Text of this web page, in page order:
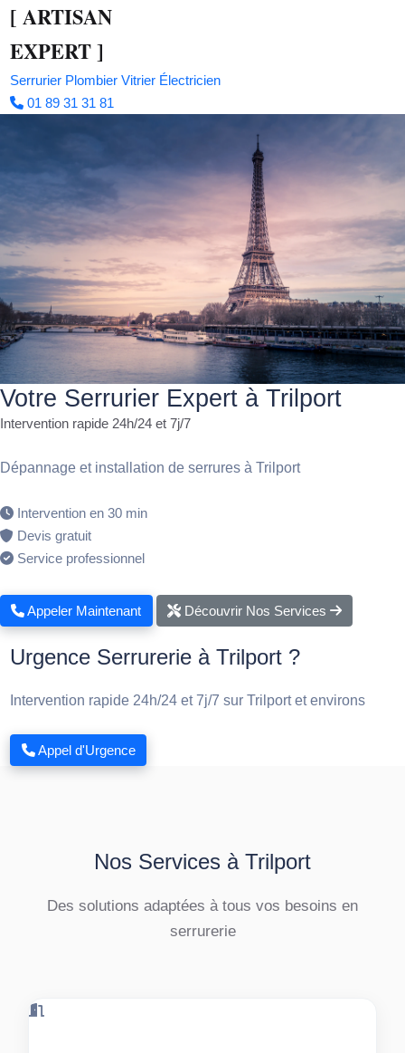
[ ARTISAN
EXPERT]
Serrurier Plombier Vitrier Électricien
01 89 31 31 81
Votre Serrurier Expert à Trilport
Intervention rapide 24h/24 et 7j/7
Dépannage et installation de serrures à Trilport
Intervention en 30 min
Devis gratuit
Service professionnel
Appeler Maintenant Découvrir Nos Services
Urgence Serrurerie à Trilport ?
Intervention rapide 24h/24 et 7j/7 sur Trilport et environs
Appel d'Urgence
Nos Services à Trilport
Des solutions adaptées à tous vos besoins en
serrurerie